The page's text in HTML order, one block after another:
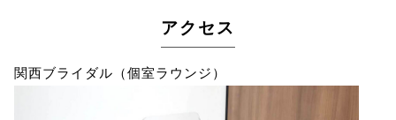
アクセス
関西ブライダル（個室ラウンジ）